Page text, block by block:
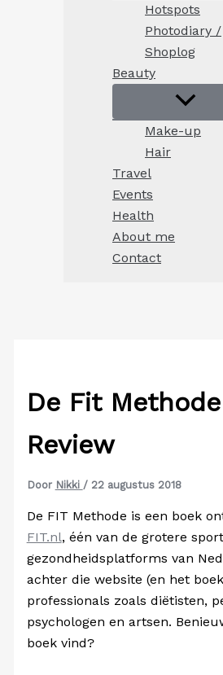
Hotspots
Photodiary /
Shoplog
Beauty
Make-up
Hair
Travel
Events
Health
About me
Contact
De Fit
Review
Door Nikki / 22 augustus 2018
De FIT Methode is een boek
FIT.nl, één van de grotere
gezondheidsplatforms van
achter die website (en het
professionals zoals diëtisten,
psychologen en artsen.
boek vind?